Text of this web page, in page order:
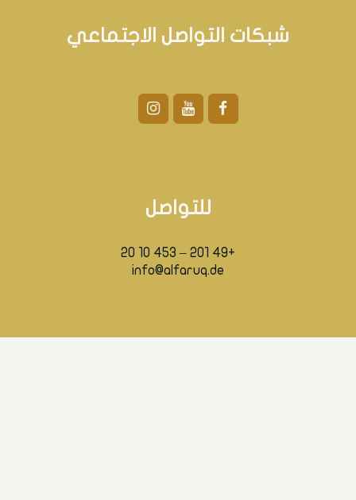
شبكات التواصل الاجتماعي
للتواصل
+49 201 – 453 10 20
info@alfaruq.de